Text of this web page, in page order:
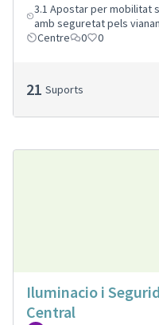
3.1 Apostar per mobilitat
amb seguretat pels
Centre
0 0
21 Suports
Iluminacio i
Central